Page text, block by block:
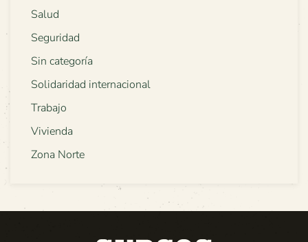
Salud
Seguridad
Sin categoría
Solidaridad internacional
Trabajo
Vivienda
Zona Norte